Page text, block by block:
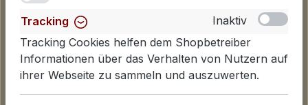
Tracking
Inaktiv
Tracking Cookies helfen dem Shopbetreiber
Informationen über das Verhalten von Nutzern auf
ihrer Webseite zu sammeln und auszuwerten.